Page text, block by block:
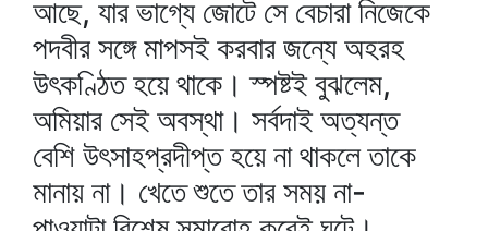
আছে, যার ভাগ্যে জোটে সে বেচারা নিজেকে
পদবীর সঙ্গে মাপসই করবার জন্যে অহরহ
উৎকণ্ঠিত হয়ে থাকে। স্পষ্টই বুঝলেম,
অমিয়ার সেই অবস্থা। সর্বদাই অত্যন্ত
বেশি উৎসাহপ্রদীপ্ত হয়ে না থাকলে তাকে
মানায় না। খেতে শুতে তার সময় না-